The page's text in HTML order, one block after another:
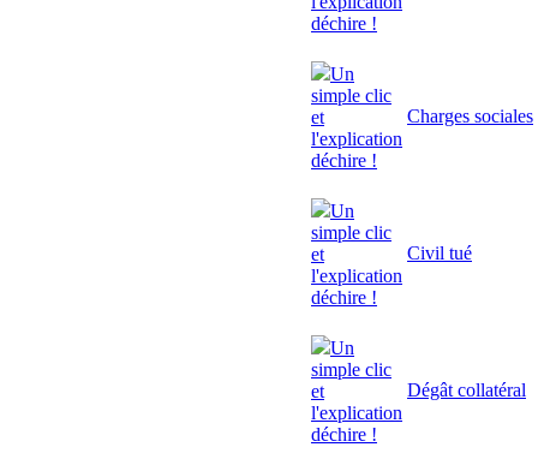
déchire !
Un
simple clic
et
l'explication
déchire !
Charges sociales
Un
simple clic
et
l'explication
déchire !
Civil tué
Un
simple clic
et
l'explication
déchire !
Dégât collatéral